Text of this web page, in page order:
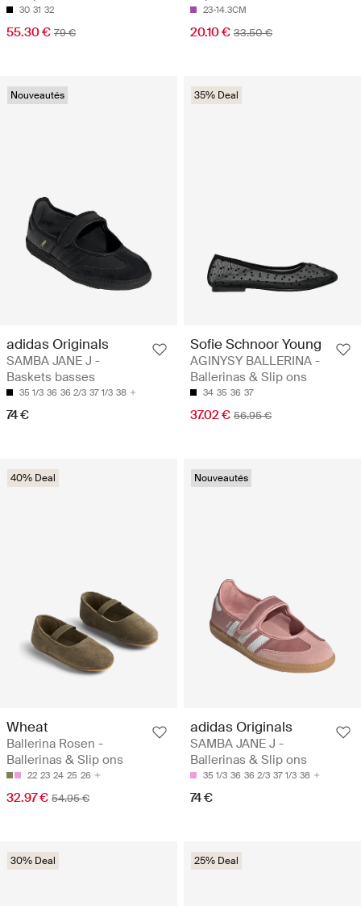
30 31 32
55.30 € 79 €
23-14.3CM
20.10 € 33.50 €
Nouveautés
adidas Originals
SAMBA JANE J -
Baskets basses
35 1/3 36 36 2/3 37 1/3 38
74 €
35% Deal
Sofie Schnoor Young
AGINYSY BALLERINA -
Ballerinas & Slip ons
34 35 36 37
37.02 € 56.95 €
40% Deal
Wheat
Ballerina Rosen -
Ballerinas & Slip ons
22 23 24 25 26
32.97 € 54.95 €
Nouveautés
adidas Originals
SAMBA JANE J -
Ballerinas & Slip ons
35 1/3 36 36 2/3 37 1/3 38
74 €
30% Deal 25% Deal